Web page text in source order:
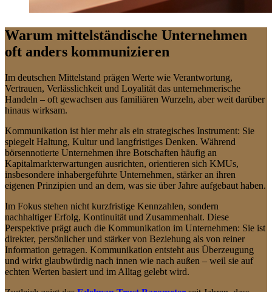
Warum mittelständische Unternehmen
oft anders kommunizieren
Im deutschen Mittelstand prägen Werte wie Verantwortung,
Vertrauen, Verlässlichkeit und Loyalität das unternehmerische
Handeln – oft gewachsen aus familiären Wurzeln, aber weit darüber
hinaus wirksam.
Kommunikation ist hier mehr als ein strategisches Instrument: Sie
spiegelt Haltung, Kultur und langfristiges Denken. Während
börsennotierte Unternehmen ihre Botschaften häufig an
Kapitalmarkterwartungen ausrichten, orientieren sich KMUs,
insbesondere inhabergeführte Unternehmen, stärker an ihren
eigenen Prinzipien und an dem, was sie über Jahre aufgebaut haben.
Im Fokus stehen nicht kurzfristige Kennzahlen, sondern
nachhaltiger Erfolg, Kontinuität und Zusammenhalt. Diese
Perspektive prägt auch die Kommunikation im Unternehmen: Sie ist
direkter, persönlicher und stärker von Beziehung als von reiner
Information getragen. Kommunikation entsteht aus Überzeugung
und wirkt glaubwürdig nach innen wie nach außen – weil sie auf
echten Werten basiert und im Alltag gelebt wird.